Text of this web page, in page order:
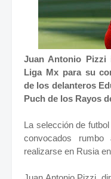
Juan Antonio Pizzi
Liga Mx para su
de los delanteros
Puch de los Rayos
La selección de
convocados
realizarse en Rusia